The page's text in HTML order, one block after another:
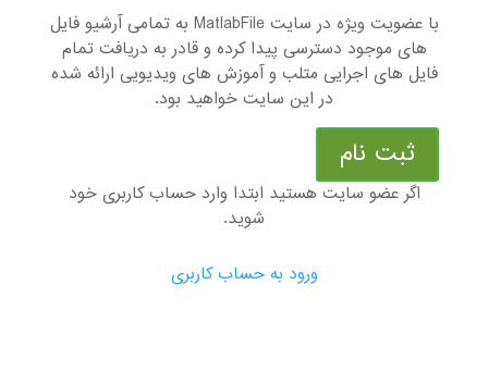
با عضویت ویژه در سایت MatlabFile به تمامی آرشیو فایل
های موجود دسترسی پیدا کرده و قادر به دریافت تمام
فایل های اجرایی متلب و آموزش های ویدیویی ارائه شده
در این سایت خواهید بود.
ثبت نام
اگر عضو سایت هستید ابتدا وارد حساب کاربری خود
شوید.
ورود به حساب کاربری